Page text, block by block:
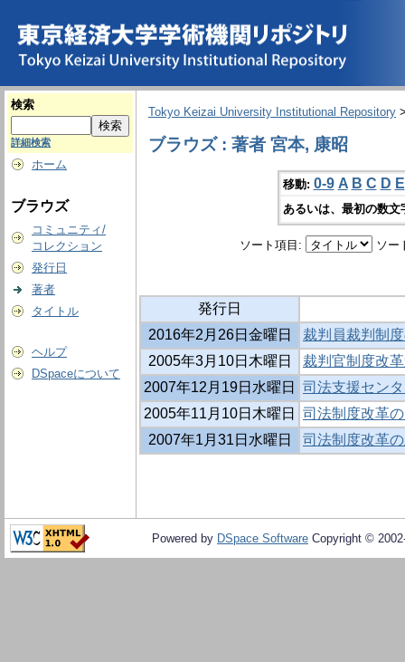
検索
詳細検索
ホーム
ブラウズ
コミュニティ/
コレクション
発行日
著者
タイトル
ヘルプ
DSpaceについて
Tokyo Keizai University Institutional Repository
ブラウズ : 著者 宮本, 康昭
移動: 0-9 A B C D E
あるいは、最初の数
ソート項目: ソー
発行日
2016年2月26日金曜日
裁判員裁判制
2005年3月10日木曜日
裁判官制度改
2007年12月19日水曜日
司法支援セン
2005年11月10日木曜日
司法制度改革
2007年1月31日水曜日
司法制度改革
Powered by DSpace Software Copyright ©